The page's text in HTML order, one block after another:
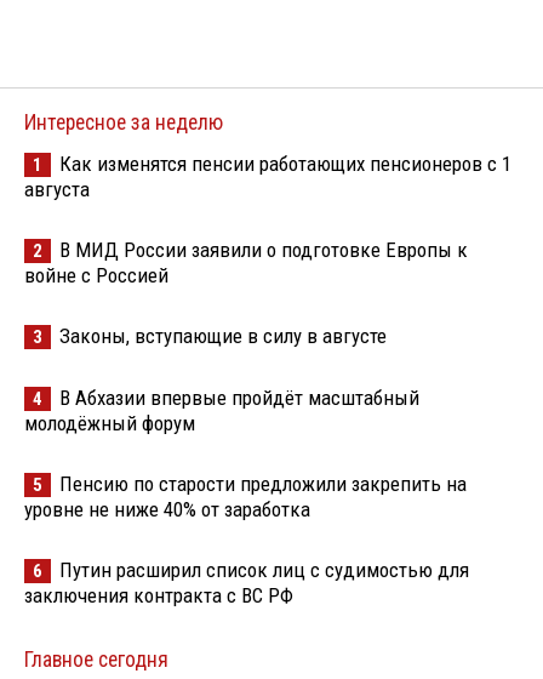
Интересное за неделю
1
Как изменятся пенсии работающих пенсионеров с 1
августа
2
В МИД России заявили о подготовке Европы к
войне с Россией
3 Законы, вступающие в силу в августе
4
В Абхазии впервые пройдёт масштабный
молодёжный форум
5
Пенсию по старости предложили закрепить на
уровне не ниже 40% от заработка
6
Путин расширил список лиц с судимостью для
заключения контракта с ВС РФ
Главное сегодня